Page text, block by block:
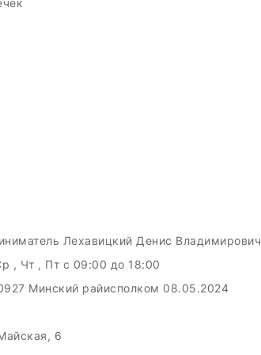
Лехавицкий Денис Владимирович
, Чт , Пт c 09:00 до 18:00
Минский райисполком 08.05.2024
6